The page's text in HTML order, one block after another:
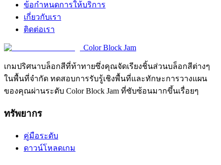
ข้อกำหนดการให้บริการ
เกี่ยวกับเรา
ติดต่อเรา
Color Block Jam
เกมปริศนาบล็อกสีที่ท้าทายซึ่งคุณจัดเรียงชิ้นส่วนบล็อกสีต่างๆ
ในพื้นที่จำกัด ทดสอบการรับรู้เชิงพื้นที่และทักษะการวางแผน
ของคุณผ่านระดับ Color Block Jam ที่ซับซ้อนมากขึ้นเรื่อยๆ
ทรัพยากร
คู่มือระดับ
ดาวน์โหลดเกม